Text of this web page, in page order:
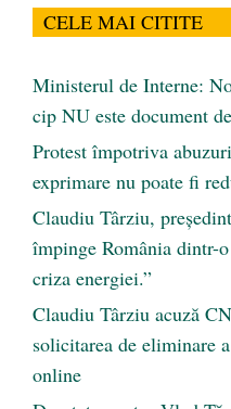
CELE MAI CITITE
Ministerul de Interne:
cip NU este document
Protest împotriva
exprimare nu poate fi
Claudiu Târziu,
împinge România dintr-
criza energiei.”
Claudiu Târziu acuză
solicitarea de eliminare
online